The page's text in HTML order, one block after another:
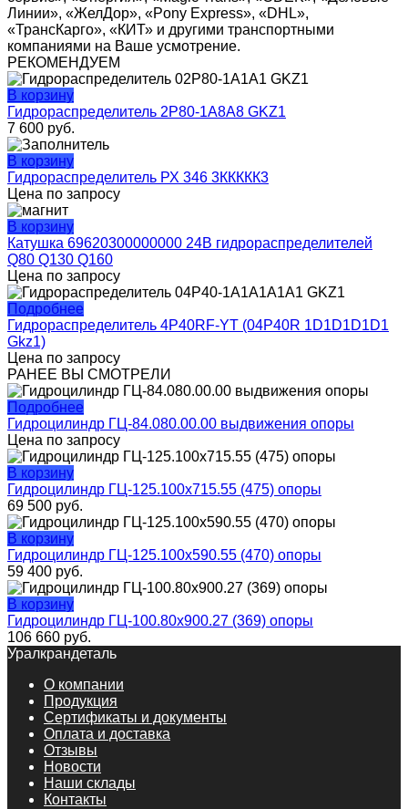
Линии», «ЖелДор», «Pony Express», «DHL»,
«ТрансКарго», «КИТ» и другими транспортными
компаниями на Ваше усмотрение.
РЕКОМЕНДУЕМ
В корзину
Гидрораспределитель 2P80-1A8A8 GKZ1
7 600 руб.
В корзину
Гидрораспределитель РХ 346 3ККККК3
Цена по запросу
В корзину
Катушка 69620300000000 24В гидрораспределителей
Q80 Q130 Q160
Цена по запросу
Подробнее
Гидрораспределитель 4Р40RF-YT (04Р40R 1D1D1D1D1
Gkz1)
Цена по запросу
РАНЕЕ ВЫ СМОТРЕЛИ
Подробнее
Гидроцилиндр ГЦ-84.080.00.00 выдвижения опоры
Цена по запросу
В корзину
Гидроцилиндр ГЦ-125.100х715.55 (475) опоры
69 500 руб.
В корзину
Гидроцилиндр ГЦ-125.100х590.55 (470) опоры
59 400 руб.
В корзину
Гидроцилиндр ГЦ-100.80х900.27 (369) опоры
106 660 руб.
Уралкрандеталь
О компании
Продукция
Сертификаты и документы
Оплата и доставка
Отзывы
Новости
Наши склады
Контакты